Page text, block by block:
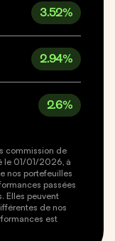
3.52%
2.94%
2.6%
commission de
le 01/01/2026, à
nos portefeuilles
passées
Elles peuvent
de nos
est